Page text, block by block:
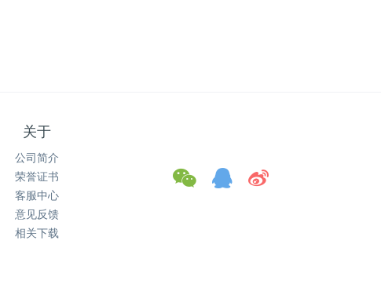
关于
公司简介
荣誉证书
客服中心
意见反馈
相关下载